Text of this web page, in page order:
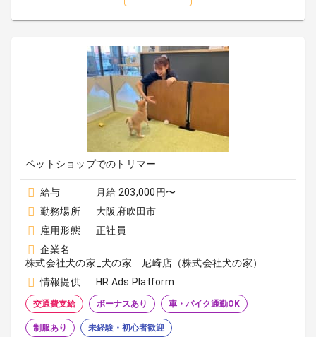
ペットショップでのトリマー
給与
月給 203,000円〜
勤務場所
大阪府吹田市
雇用形態
正社員
企業名
株式会社犬の家_犬の家 尼崎店（株式会社犬の家）
情報提供
HR Ads Platform
交通費支給 ボーナスあり 車・バイク通勤OK
制服あり 未経験・初心者歓迎